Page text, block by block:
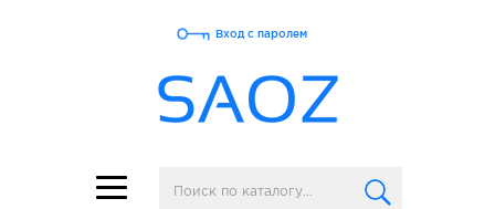
Toggle
navigation
Вход с паролем